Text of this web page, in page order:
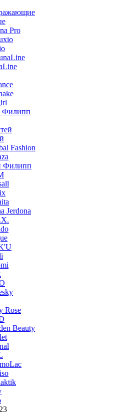
Pro
Филипп
Fashion
Филипп
Jerdona
Rose
Beauty